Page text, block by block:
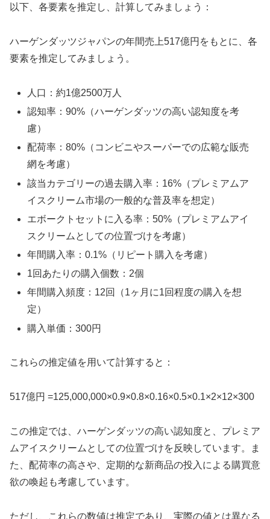
以下、各要素を推定し、計算してみましょう：
ハーゲンダッツジャパンの年間売上517億円をもとに、各
要素を推定してみましょう。
人口：約1億2500万人
認知率：90%（ハーゲンダッツの高い認知度を考
慮）
配荷率：80%（コンビニやスーパーでの広範な販売
網を考慮）
該当カテゴリーの過去購入率：16%（プレミアムア
イスクリーム市場の一般的な普及率を想定）
エボークトセットに入る率：50%（プレミアムアイ
スクリームとしての位置づけを考慮）
年間購入率：0.1%（リピート購入を考慮）
1回あたりの購入個数：2個
年間購入頻度：12回（1ヶ月に1回程度の購入を想
定）
購入単価：300円
これらの推定値を用いて計算すると：
517億円 =125,000,000×0.9×0.8×0.16×0.5×0.1×2×12×300
この推定では、ハーゲンダッツの高い認知度と、プレミア
ムアイスクリームとしての位置づけを反映しています。ま
た、配荷率の高さや、定期的な新商品の投入による購買意
欲の喚起も考慮しています。
ただし、これらの数値は推定であり、実際の値とは異なる